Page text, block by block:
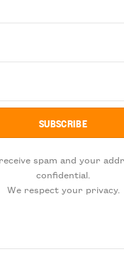
spam and your
confidential.
We respect your privacy.